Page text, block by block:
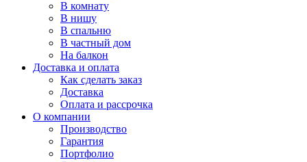
В комнату
В нишу
В спальню
В частный дом
На балкон
Доставка и оплата
Как сделать заказ
Доставка
Оплата и рассрочка
О компании
Производство
Гарантия
Портфолио